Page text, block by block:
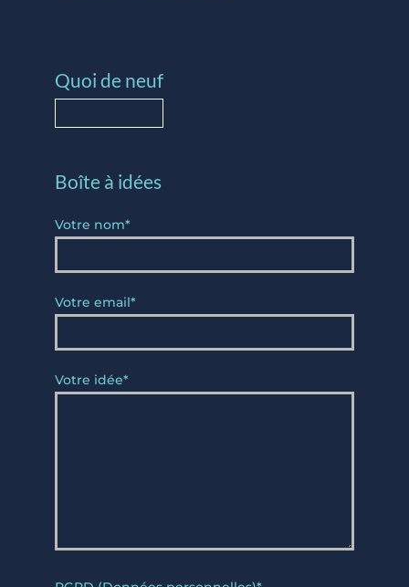
Quoi de neuf
Boîte à idées
Votre nom*
Votre email*
Votre idée*